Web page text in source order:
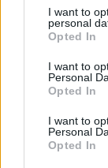
I want to
personal
Opted In
I want to
Personal
Opted In
I want to
Personal
Opted In
Nicușor